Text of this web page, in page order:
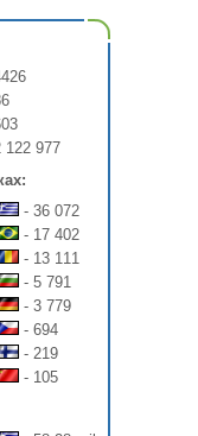
122 977
- 36 072
- 17 402
- 13 111
- 5 791
- 3 779
- 694
- 219
- 105